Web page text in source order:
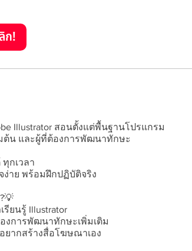
ก!
Illustrator สอนตั้งแต่พื้นฐานโปรแกรม
ต้น และผู้ที่ต้องการพัฒนาทักษะ
ทุกเวลา
ง่าย พร้อมฝึกปฏิบัติจริง
ยนรู้ Illustrator
การพัฒนาทักษะเพิ่มเติม
ยากสร้างสื่อโฆษณาเอง